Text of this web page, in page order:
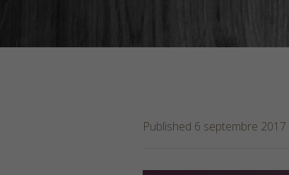
Published 6 septembre 2017